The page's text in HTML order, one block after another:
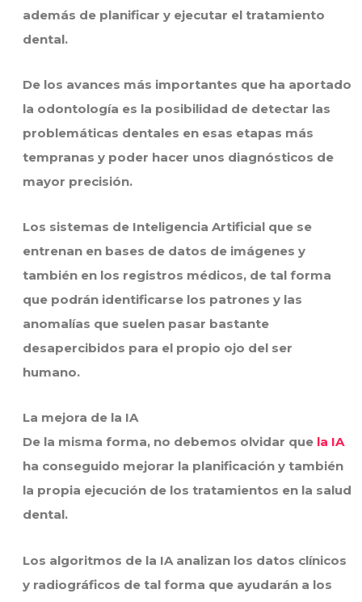
además de planificar y ejecutar el tratamiento
dental.
De los avances más importantes que ha aportado
la odontología es la posibilidad de detectar las
problemáticas dentales en esas etapas más
tempranas y poder hacer unos diagnósticos de
mayor precisión.
Los sistemas de Inteligencia Artificial que se
entrenan en bases de datos de imágenes y
también en los registros médicos, de tal forma
que podrán identificarse los patrones y las
anomalías que suelen pasar bastante
desapercibidos para el propio ojo del ser
humano.
La mejora de la IA
De la misma forma, no debemos olvidar que la IA
ha conseguido mejorar la planificación y también
la propia ejecución de los tratamientos en la salud
dental.
Los algoritmos de la IA analizan los datos clínicos
y radiográficos de tal forma que ayudarán a los